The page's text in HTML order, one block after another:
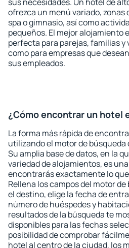
ofrezca un menú variado, zonas
spa o gimnasio, así como
pequeños. El mejor alojamiento
perfecta para parejas, familias y
como para empresas que
sus empleados.
¿Cómo encontrar un hotel
La forma más rápida de
utilizando el motor de búsqueda
Su amplia base de datos, en la
variedad de alojamientos, es
encontrarás exactamente lo
Rellena los campos del motor
el destino, elige la fecha de
número de huéspedes y
resultados de la búsqueda te
disponibles para las fechas
posibilidad de comprobar
hotel al centro de la ciudad, los